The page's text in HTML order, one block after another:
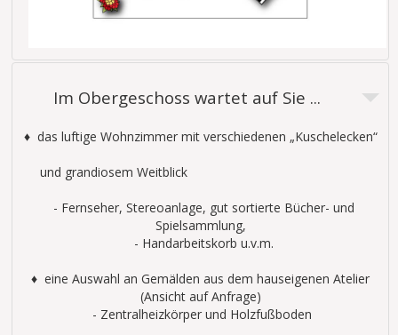
Im Obergeschoss wartet auf Sie ...
♦ das luftige Wohnzimmer mit verschiedenen „Kuschelecken“
und grandiosem Weitblick
- Fernseher, Stereoanlage, gut sortierte Bücher- und
Spielsammlung,
- Handarbeitskorb u.v.m.
♦ eine Auswahl an Gemälden aus dem hauseigenen Atelier
(Ansicht auf Anfrage)
- Zentralheizkörper und Holzfußboden